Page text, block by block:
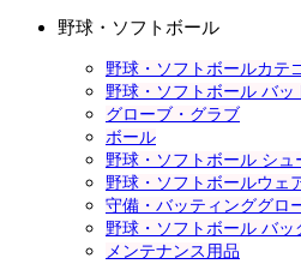
野球・ソフトボール
野球・ソフトボールカテ
野球・ソフトボール バッ
グローブ・グラブ
ボール
野球・ソフトボール シュ
野球・ソフトボールウェ
守備・バッティンググロ
野球・ソフトボール バッ
メンテナンス用品